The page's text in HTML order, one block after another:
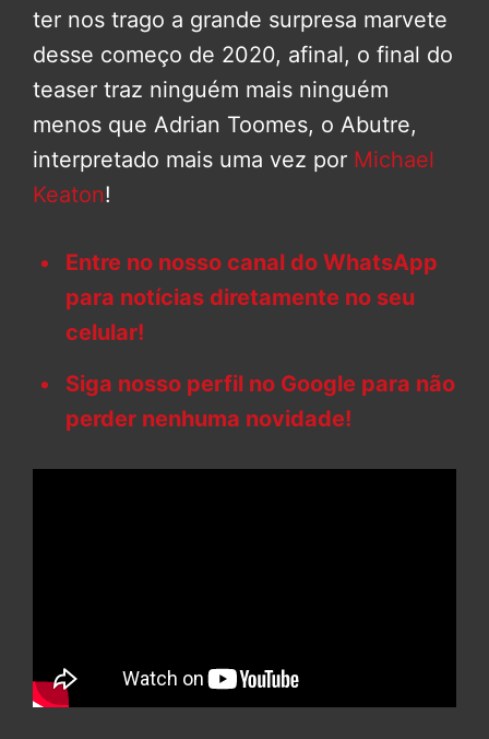
ter nos trago a grande surpresa marvete
desse começo de 2020, afinal, o final do
teaser traz ninguém mais ninguém
menos que Adrian Toomes, o Abutre,
interpretado mais uma vez por Michael
Keaton!
Entre no nosso canal do WhatsApp
para notícias diretamente no seu
celular!
Siga nosso perfil no Google para não
perder nenhuma novidade!